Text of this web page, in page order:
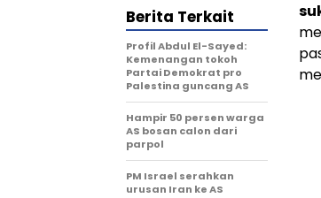
Berita Terkait
Profil Abdul El-Sayed:
Kemenangan tokoh
Partai Demokrat pro
Palestina guncang AS
Hampir 50 persen warga
AS bosan calon dari
parpol
PM Israel serahkan
urusan Iran ke AS